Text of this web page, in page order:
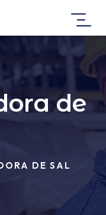
de
DE SAL